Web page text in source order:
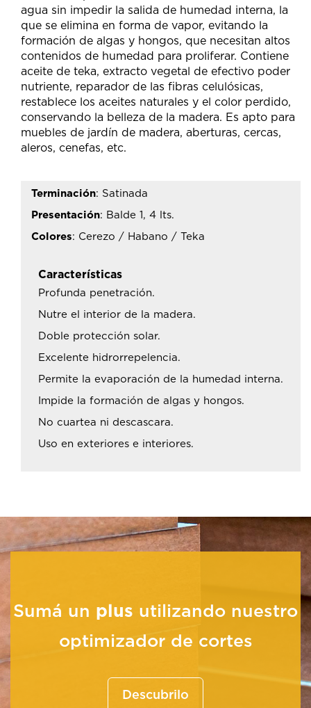
agua sin impedir la salida de humedad interna, la
que se elimina en forma de vapor, evitando la
formación de algas y hongos, que necesitan altos
contenidos de humedad para proliferar. Contiene
aceite de teka, extracto vegetal de efectivo poder
nutriente, reparador de las fibras celulósicas,
restablece los aceites naturales y el color perdido,
conservando la belleza de la madera. Es apto para
muebles de jardín de madera, aberturas, cercas,
aleros, cenefas, etc.
Terminación: Satinada
Presentación: Balde 1, 4 lts.
Colores: Cerezo / Habano / Teka
Características
Profunda penetración.
Nutre el interior de la madera.
Doble protección solar.
Excelente hidrorrepelencia.
Permite la evaporación de la humedad interna.
Impide la formación de algas y hongos.
No cuartea ni descascara.
Uso en exteriores e interiores.
Sumá un plus utilizando nuestro
optimizador de cortes
Descubrilo